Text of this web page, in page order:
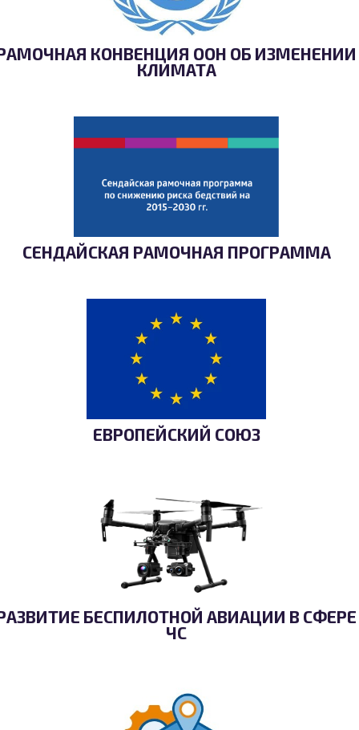
КОНВЕНЦИЯ ООН ОБ ИЗМЕНЕНИИ
КЛИМАТА
СЕНДАЙСКАЯ РАМОЧНАЯ ПРОГРАММА
ЕВРОПЕЙСКИЙ СОЮЗ
БЕСПИЛОТНОЙ АВИАЦИИ В СФЕРЕ
ЧС